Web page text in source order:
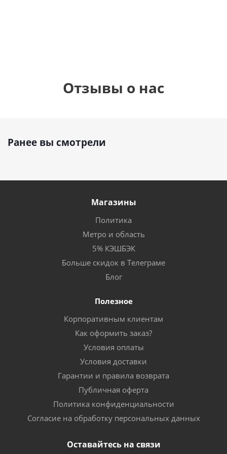
Отзывы о нас
Ранее вы смотрели
Магазины
Политика
Метро и область
5% КЭШБЭК
Больше скидок в Телеграме
Блог
Полезное
Корпоративным клиентам
Как оформить заказ?
Условия оплаты
Условия доставки
Гарантии и правила возврата
Публичная оферта
Политика конфиденциальности
Согласие на обработку персональных данных
Оставайтесь на связи